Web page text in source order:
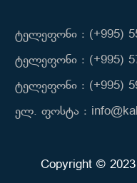
ტელეფონი : (+995)
ტელეფონი : (+995)
ტელეფონი : (+995)
ელ. ფოსტა :
Copyright ©